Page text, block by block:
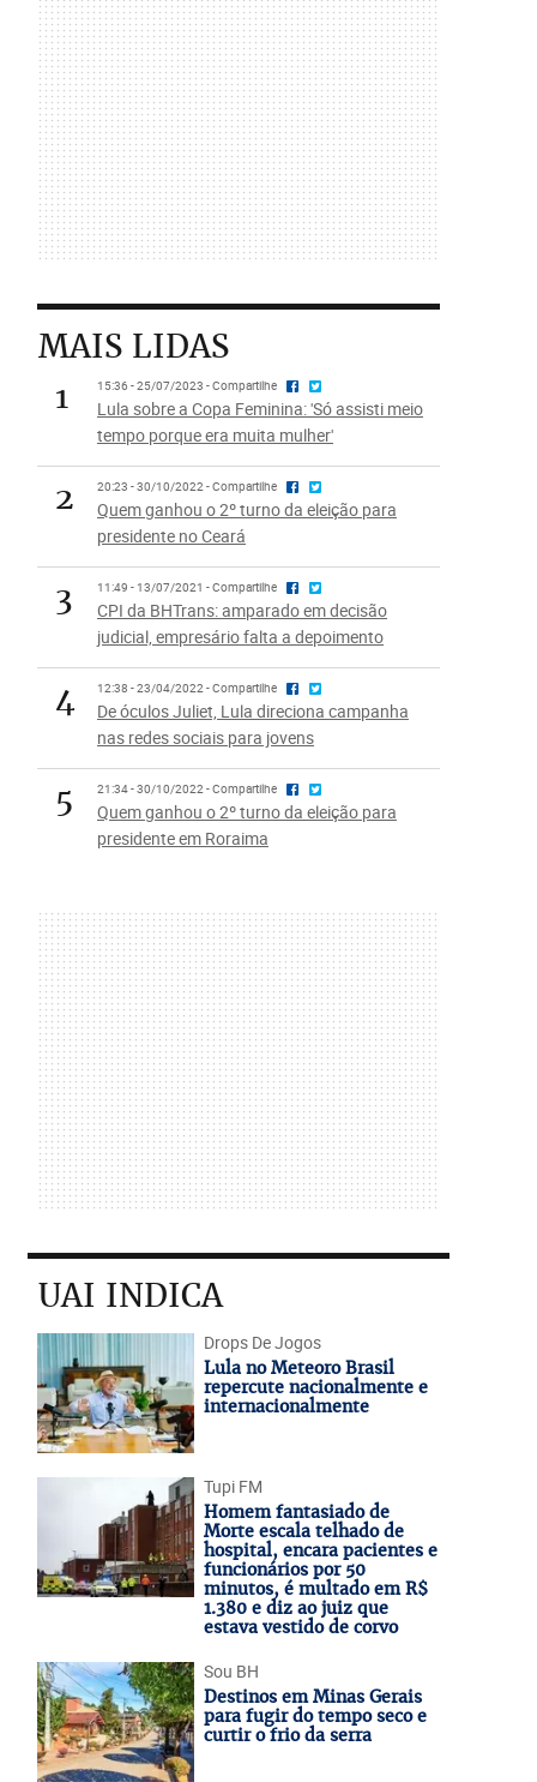
MAIS LIDAS
1
15:36 - 25/07/2023 - Compartilhe
Lula sobre a Copa Feminina: 'Só assisti meio
tempo porque era muita mulher'
2 20:23 - 30/10/2022 - Compartilhe
Quem ganhou o 2º turno da eleição para
presidente no Ceará
3 11:49 - 13/07/2021 - Compartilhe
CPI da BHTrans: amparado em decisão
judicial, empresário falta a depoimento
4 12:38 - 23/04/2022 - Compartilhe
De óculos Juliet, Lula direciona campanha
nas redes sociais para jovens
5 21:34 - 30/10/2022 - Compartilhe
Quem ganhou o 2º turno da eleição para
presidente em Roraima
UAI INDICA
Drops De Jogos
Lula no Meteoro Brasil
repercute nacionalmente e
internacionalmente
Tupi FM
Homem fantasiado de
Morte escala telhado de
hospital, encara pacientes e
funcionários por 50
minutos, é multado em R$
1.380 e diz ao juiz que
estava vestido de corvo
Sou BH
Destinos em Minas Gerais
para fugir do tempo seco e
curtir o frio da serra